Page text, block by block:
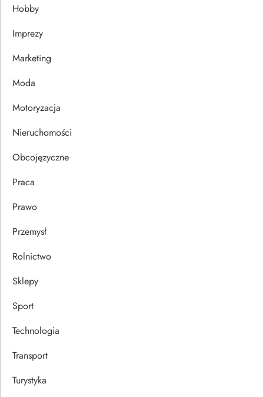
a
w
p
u
Hobby
Imprezy
Marketing
Moda
Motoryzacja
Nieruchomości
Obcojęzyczne
Praca
Prawo
Przemysł
Rolnictwo
Sklepy
Sport
Technologia
Transport
Turystyka